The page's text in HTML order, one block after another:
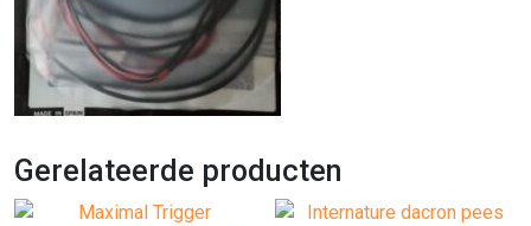
Gerelateerde producten